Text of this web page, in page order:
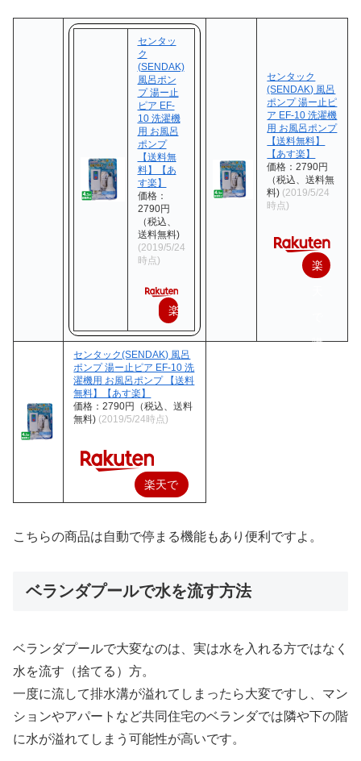
センタッ
ク
(SENDAK)
風呂ポン
プ 湯ー止
ピア EF-
10 洗濯機
用 お風呂
ポンプ
【送料無
料】【あ
す楽】
価格：
2790円
（税込、
送料無料)
(2019/5/24
時点)
楽
天
で
購
入
センタック
(SENDAK) 風呂
ポンプ 湯ー止ピ
ア EF-10 洗濯機
用 お風呂ポンプ
【送料無料】
【あす楽】
価格：2790円
（税込、送料無
料) (2019/5/24
時点)
楽
購
センタック(SENDAK) 風呂
ポンプ 湯ー止ピア EF-10 洗
濯機用 お風呂ポンプ 【送料
無料】【あす楽】
価格：2790円（税込、送料
無料) (2019/5/24時点)
楽天で
こちらの商品は自動で停まる機能もあり便利ですよ。
ベランダプールで水を流す方法
ベランダプールで大変なのは、実は水を入れる方ではなく
水を流す（捨てる）方。
一度に流して排水溝が溢れてしまったら大変ですし、マン
ションやアパートなど共同住宅のベランダでは隣や下の階
に水が溢れてしまう可能性が高いです。